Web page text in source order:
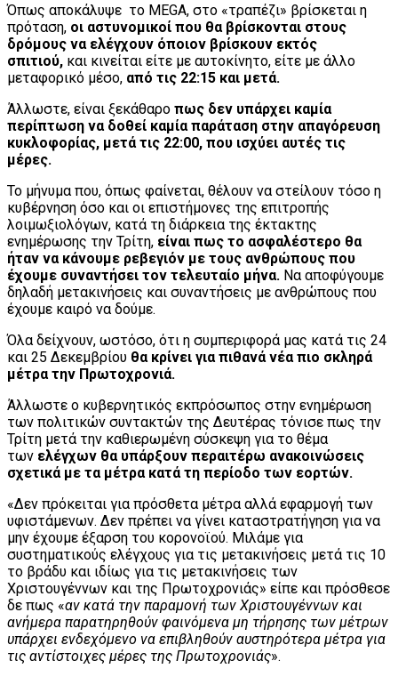
Όπως αποκάλυψε το MEGA, στο «τραπέζι» βρίσκεται η
πρόταση, οι αστυνομικοί που θα βρίσκονται στους
δρόμους να ελέγχουν όποιον βρίσκουν εκτός
σπιτιού, και κινείται είτε με αυτοκίνητο, είτε με άλλο
μεταφορικό μέσο, από τις 22:15 και μετά.
Άλλωστε, είναι ξεκάθαρο πως δεν υπάρχει καμία
περίπτωση να δοθεί καμία παράταση στην απαγόρευση
κυκλοφορίας, μετά τις 22:00, που ισχύει αυτές τις
μέρες.
Το μήνυμα που, όπως φαίνεται, θέλουν να στείλουν τόσο η
κυβέρνηση όσο και οι επιστήμονες της επιτροπής
λοιμωξιολόγων, κατά τη διάρκεια της έκτακτης
ενημέρωσης την Τρίτη, είναι πως το ασφαλέστερο θα
ήταν να κάνουμε ρεβεγιόν με τους ανθρώπους που
έχουμε συναντήσει τον τελευταίο μήνα. Να αποφύγουμε
δηλαδή μετακινήσεις και συναντήσεις με ανθρώπους που
έχουμε καιρό να δούμε.
Όλα δείχνουν, ωστόσο, ότι η συμπεριφορά μας κατά τις 24
και 25 Δεκεμβρίου θα κρίνει για πιθανά νέα πιο σκληρά
μέτρα την Πρωτοχρονιά.
Άλλωστε ο κυβερνητικός εκπρόσωπος στην ενημέρωση
των πολιτικών συντακτών της Δευτέρας τόνισε πως την
Τρίτη μετά την καθιερωμένη σύσκεψη για το θέμα
των ελέγχων θα υπάρξουν περαιτέρω ανακοινώσεις
σχετικά με τα μέτρα κατά τη περίοδο των εορτών.
«Δεν πρόκειται για πρόσθετα μέτρα αλλά εφαρμογή των
υφιστάμενων. Δεν πρέπει να γίνει καταστρατήγηση για να
μην έχουμε έξαρση του κορονοϊού. Μιλάμε για
συστηματικούς ελέγχους για τις μετακινήσεις μετά τις 10
το βράδυ και ιδίως για τις μετακινήσεις των
Χριστουγέννων και της Πρωτοχρονιάς» είπε και πρόσθεσε
δε πως «αν κατά την παραμονή των Χριστουγέννων και
ανήμερα παρατηρηθούν φαινόμενα μη τήρησης των μέτρων
υπάρχει ενδεχόμενο να επιβληθούν αυστηρότερα μέτρα για
τις αντίστοιχες μέρες της Πρωτοχρονιάς».